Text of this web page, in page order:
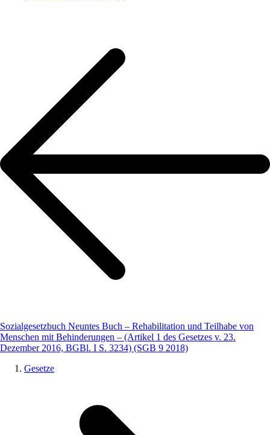
Sozialgesetzbuch Neuntes Buch – Rehabilitation und Teilhabe von
Menschen mit Behinderungen – (Artikel 1 des Gesetzes v. 23.
Dezember 2016, BGBl. I S. 3234) (SGB 9 2018)
Gesetze